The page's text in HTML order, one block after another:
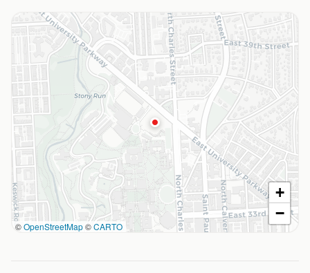
©OpenStreetMap©CARTO
+
−